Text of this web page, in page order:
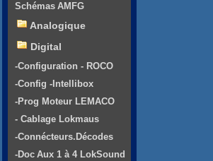
Schémas AMFG
Analogique
Digital
-Configuration - ROCO
-Config -Intellibox
-Prog Moteur LEMACO
- Cablage Lokmaus
-Connécteurs.Décodes
-Doc Aux 1 à 4 LokSound